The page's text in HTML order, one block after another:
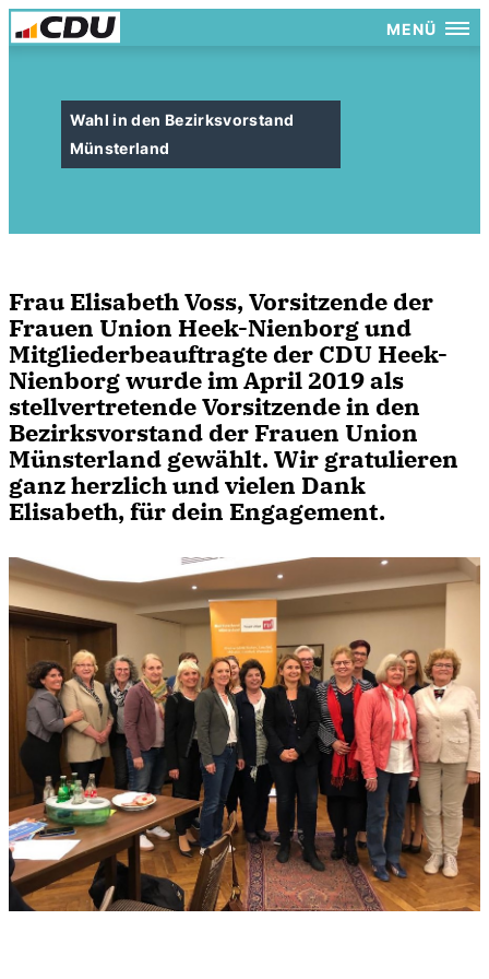
MENÜ
Wahl in den Bezirksvorstand
Münsterland
Frau Elisabeth Voss, Vorsitzende der
Frauen Union Heek-Nienborg und
Mitgliederbeauftragte der CDU Heek-
Nienborg wurde im April 2019 als
stellvertretende Vorsitzende in den
Bezirksvorstand der Frauen Union
Münsterland gewählt. Wir gratulieren
ganz herzlich und vielen Dank
Elisabeth, für dein Engagement.